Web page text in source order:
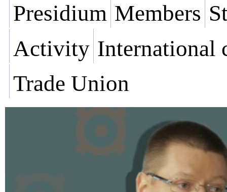
Presidium Members
Activity International
Trade Union